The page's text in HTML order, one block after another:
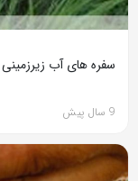
سفره های آب زیرزمینی
9 سال پیش